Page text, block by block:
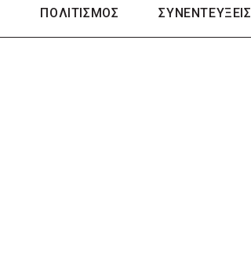
ΠΟΛΙΤΙΣΜΟΣ ΣΥΝΕΝΤΕΥΞΕΙΣ